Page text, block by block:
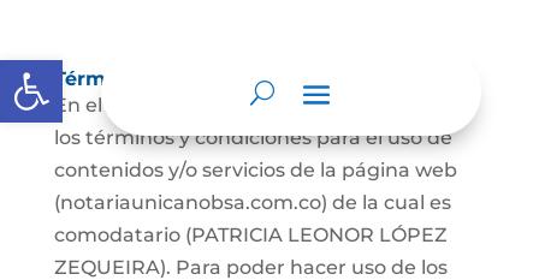
Abrir barra de herramientas
Términos y condiciones
En el presente documento se establecen
los términos y condiciones para el uso de
contenidos y/o servicios de la página web
(notariaunicanobsa.com.co) de la cual es
comodatario (PATRICIA LEONOR LÓPEZ
ZEQUEIRA). Para poder hacer uso de los